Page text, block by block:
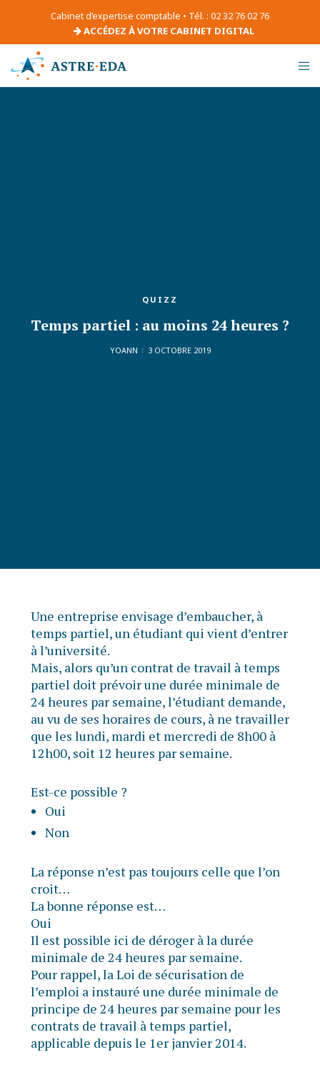
Cabinet d’expertise comptable • Tél. : 02 32 76 02 76
ACCÉDEZ À VOTRE CABINET DIGITAL
QUIZZ
Temps partiel : au moins 24 heures ?
YOANN 3 OCTOBRE 2019
Une entreprise envisage d’embaucher, à
temps partiel, un étudiant qui vient d’entrer
à l’université.
Mais, alors qu’un contrat de travail à temps
partiel doit prévoir une durée minimale de
24 heures par semaine, l’étudiant demande,
au vu de ses horaires de cours, à ne travailler
que les lundi, mardi et mercredi de 8h00 à
12h00, soit 12 heures par semaine.
Est-ce possible ?
Oui
Non
La réponse n’est pas toujours celle que l’on
croit…
La bonne réponse est…
Oui
Il est possible ici de déroger à la durée
minimale de 24 heures par semaine.
Pour rappel, la Loi de sécurisation de
l’emploi a instauré une durée minimale de
principe de 24 heures par semaine pour les
contrats de travail à temps partiel,
applicable depuis le 1er janvier 2014.